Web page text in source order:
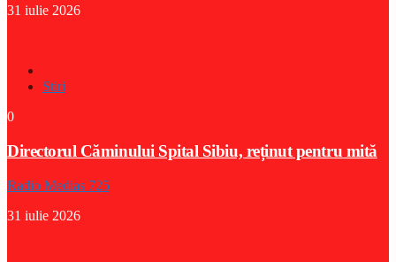
31 iulie 2026
Stiri
0
Directorul Căminului Spital Sibiu, reținut pentru mită
Radio Medias 725
31 iulie 2026